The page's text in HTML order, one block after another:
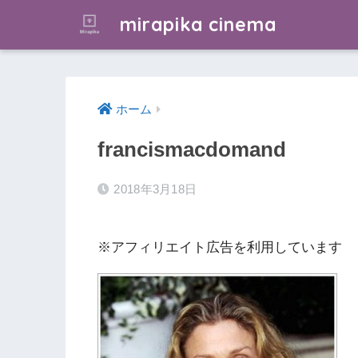
mirapika cinema
ホーム
francismacdomand
2018年3月18日
※アフィリエイト広告を利用しています